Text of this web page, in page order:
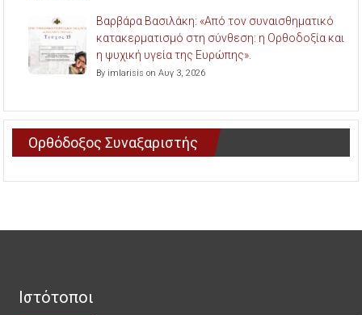
Βαρβάρα Βασιλάκη: «Από τον συναισθηματικό
κατακερματισμό στη σύνθεση: η Ορθοδοξία και
η ψυχική υγεία της Ευρώπης».
By imlarisis on Αυγ 3, 2026
Ορθόδοξος Συναξαριστής
Ιστότοποι